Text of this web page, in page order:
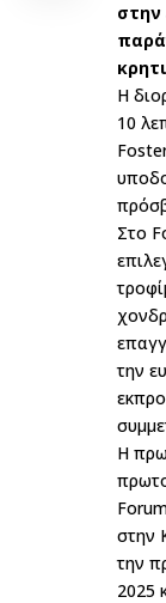
Η
10
Στο
την
Η
στην
την
2025